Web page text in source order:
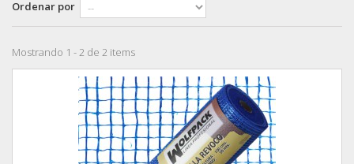
Ordenar por
Mostrando 1 - 2 de 2 items